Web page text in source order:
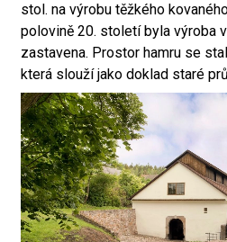
stol. na výrobu těžkého
polovině 20. století byla výroba
zastavena. Prostor hamru se
která slouží jako doklad staré